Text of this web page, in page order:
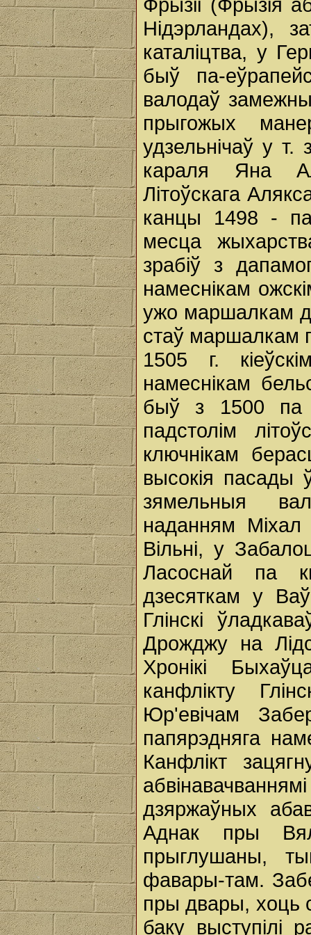
Нідэрландах),
каталіцтва, у
быў па-
валодаў
прыгожых
удзельнічаў у т.
караля Яна
Літоўскага
канцы 1498 -
месца
зрабіў з
намеснікам
ужо маршалкам
стаў маршалкам
1505 г.
намеснікам
быў з 1500 па
падстолім
ключнікам
высокія пасады
зямельныя
наданням Міхал
Вільні, у
Ласоснай па
дзесяткам у
Глінскі
Дрожджу на
Хронікі
канфлікту
Юр'евічам
папярэдняга
Канфлікт
дзяржаўных
Аднак пры
прыглушаны,
фавары-там.
пры двары, хоць
баку выступілі